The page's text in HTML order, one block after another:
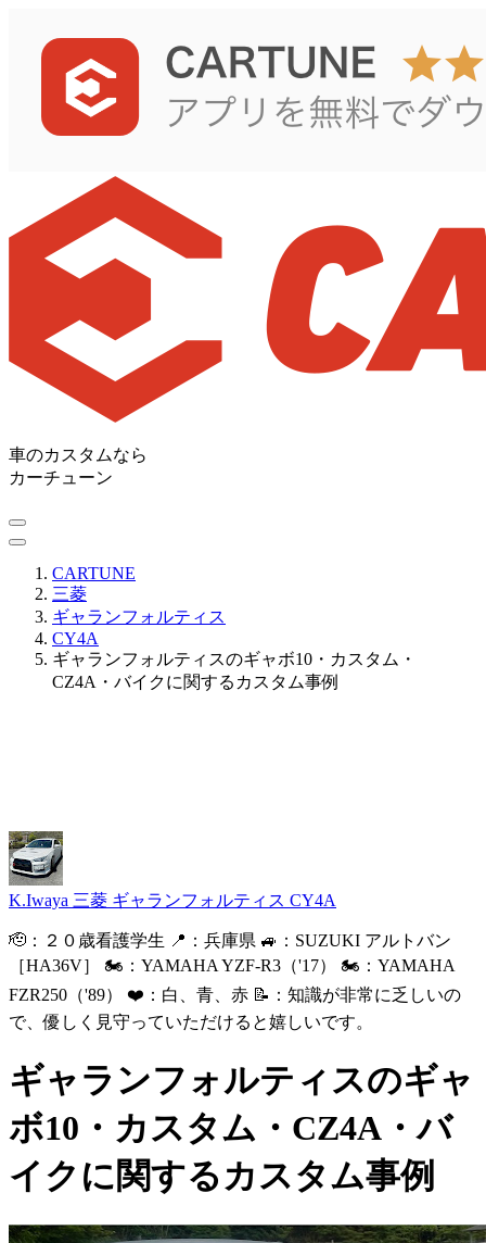
車のカスタムなら
カーチューン
CARTUNE
三菱
ギャランフォルティス
CY4A
ギャランフォルティスのギャボ10・カスタム・
CZ4A・バイクに関するカスタム事例
K.Iwaya 三菱 ギャランフォルティス CY4A
🫡：２０歳看護学生 📍：兵庫県 🚙：SUZUKI アルトバン
［HA36V］ 🏍️：YAMAHA YZF-R3（'17） 🏍️：YAMAHA
FZR250（'89） ❤️：白、青、赤 📝：知識が非常に乏しいの
で、優しく見守っていただけると嬉しいです。
ギャランフォルティスのギャ
ボ10・カスタム・CZ4A・バ
イクに関するカスタム事例